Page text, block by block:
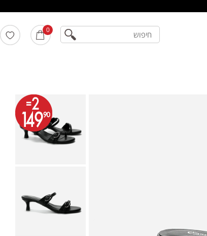
0 חיפוש